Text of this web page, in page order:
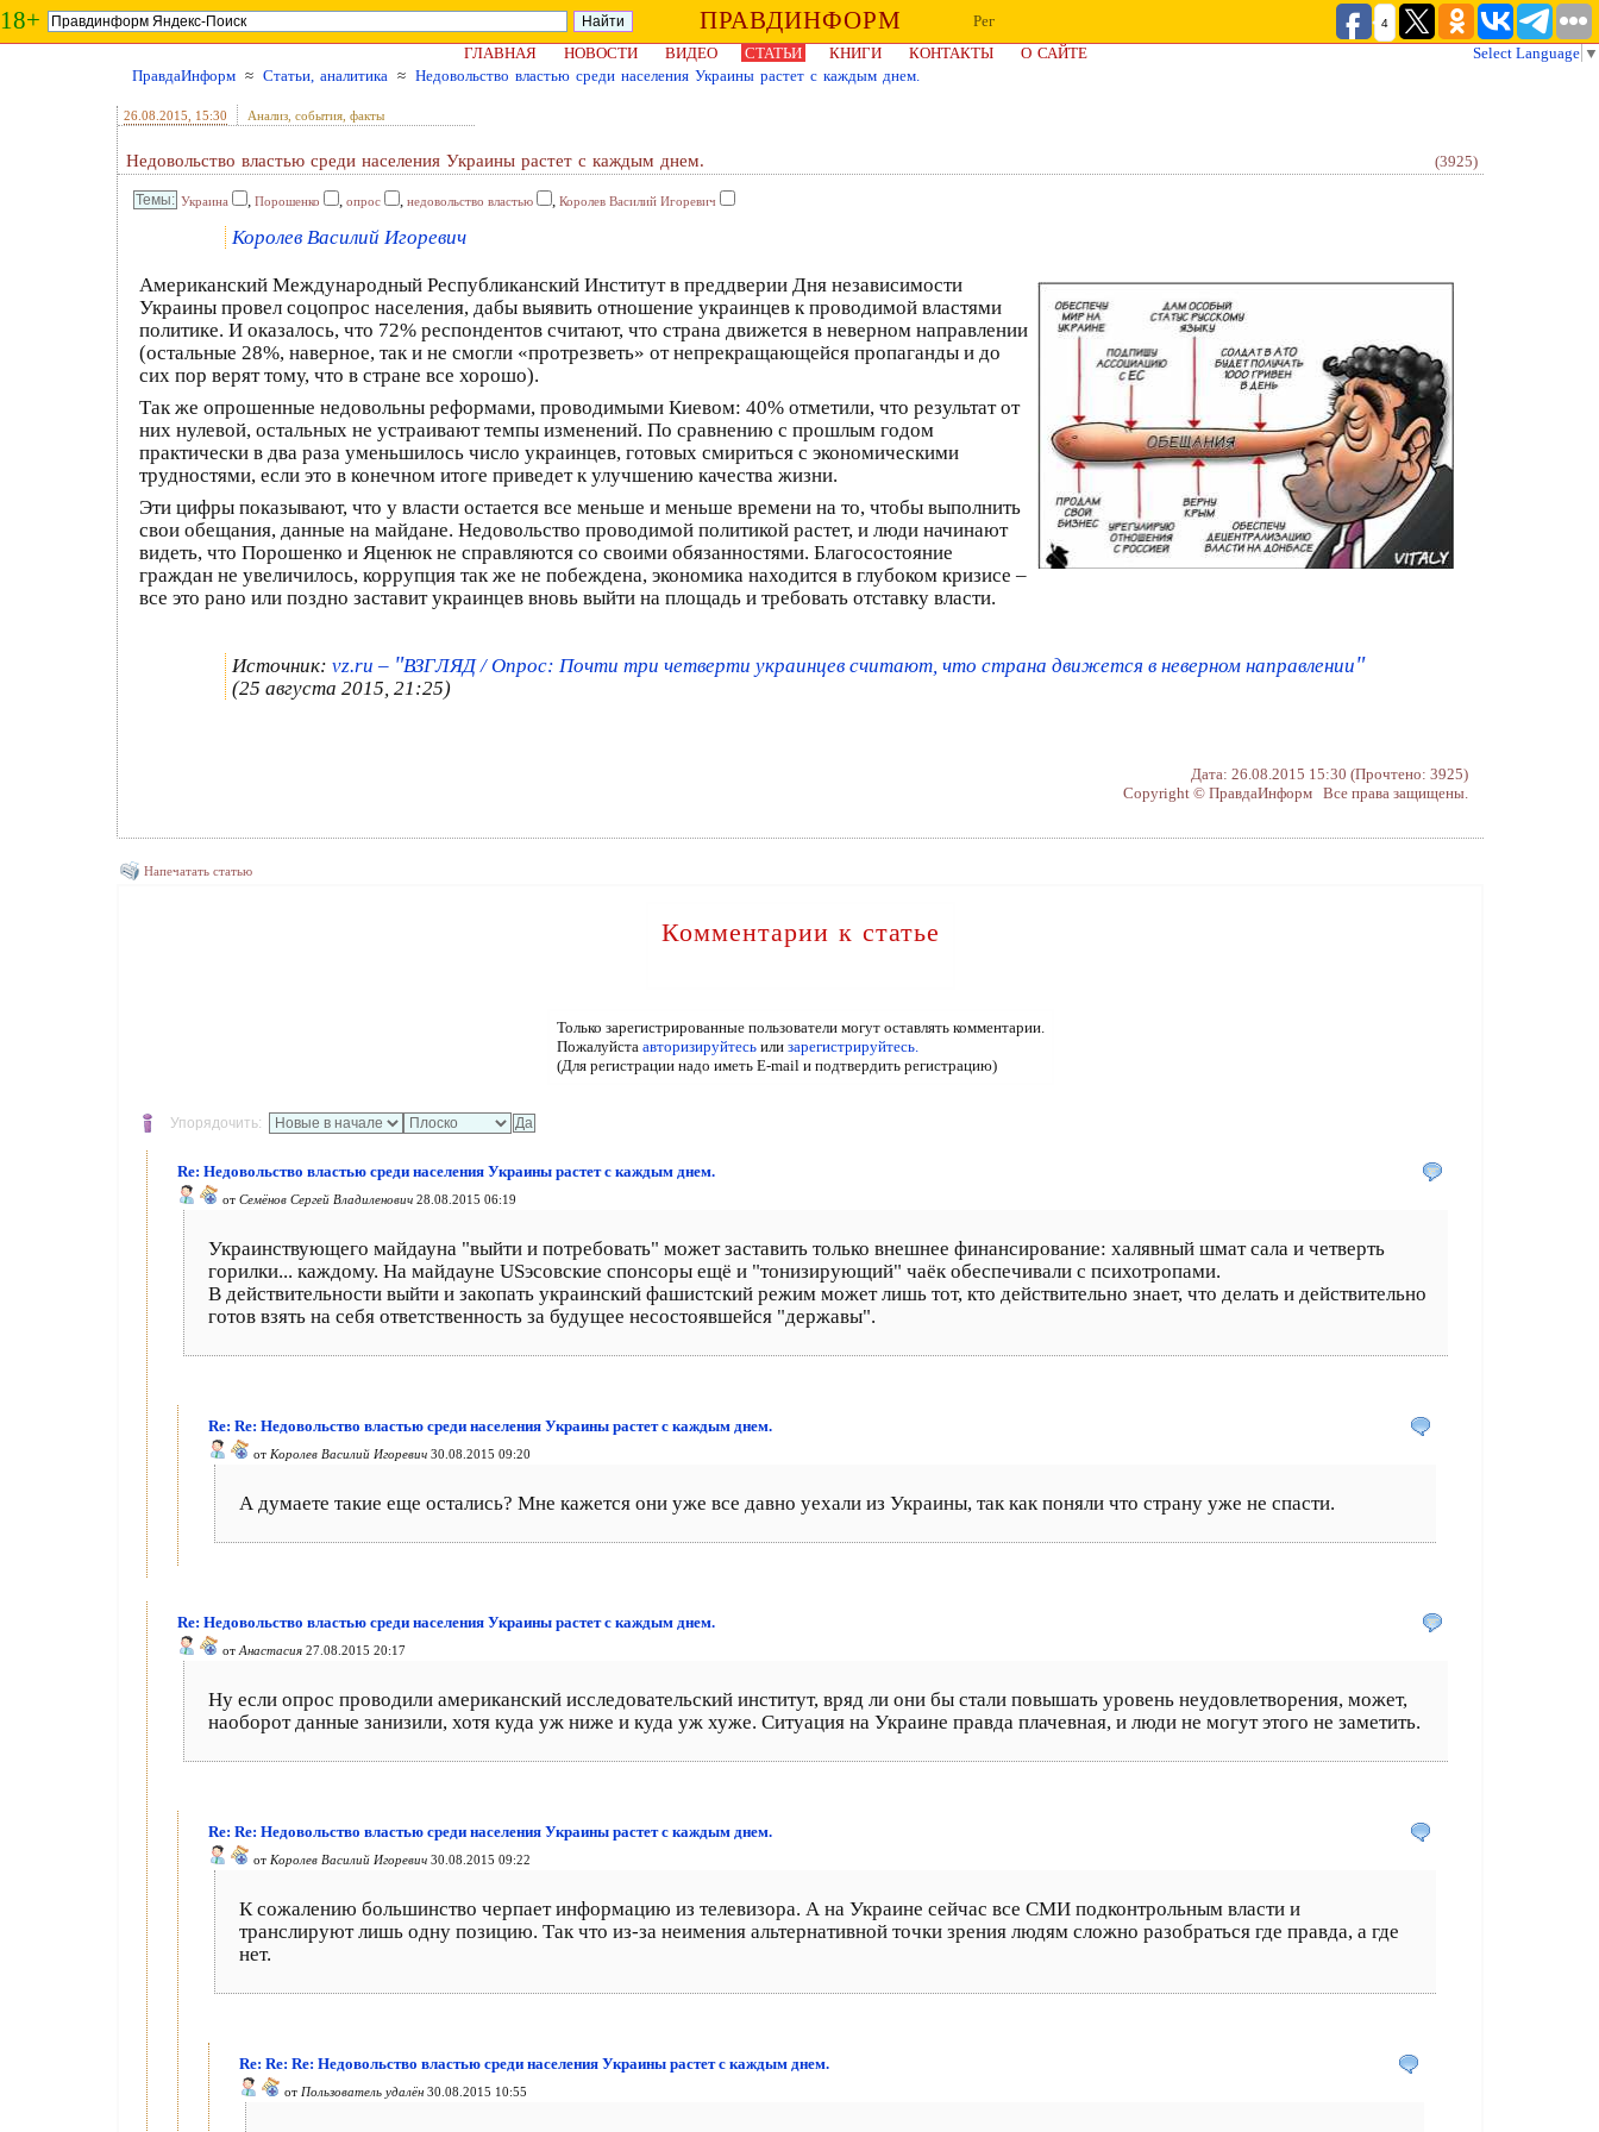
18+ ПРАВДИНФОРМ Рег 4
ГЛАВНАЯ НОВОСТИ ВИДЕО СТАТЬИ КНИГИ КОНТАКТЫ О САЙТЕ Select Language ▼
ПравдаИнформ ≈ Статьи, аналитика ≈ Недовольство властью среди населения Украины растет с каждым днем.
26.08.2015 , 15:30 Анализ, события, факты
Недовольство властью среди населения Украины растет с каждым днем. (3925)
Украина , Порошенко , опрос , недовольство властью , Королев Василий Игоревич
Королев Василий Игоревич
Американский Международный Республиканский Институт в преддверии Дня независимости
Украины провел соцопрос населения, дабы выявить отношение украинцев к проводимой властями
политике. И оказалось, что 72% респондентов считают, что страна движется в неверном направлении
(остальные 28%, наверное, так и не смогли «протрезветь» от непрекращающейся пропаганды и до
сих пор верят тому, что в стране все хорошо).
Так же опрошенные недовольны реформами, проводимыми Киевом: 40% отметили, что результат от
них нулевой, остальных не устраивают темпы изменений. По сравнению с прошлым годом
практически в два раза уменьшилось число украинцев, готовых смириться с экономическими
трудностями, если это в конечном итоге приведет к улучшению качества жизни.
Эти цифры показывают, что у власти остается все меньше и меньше времени на то, чтобы выполнить
свои обещания, данные на майдане. Недовольство проводимой политикой растет, и люди начинают
видеть, что Порошенко и Яценюк не справляются со своими обязанностями. Благосостояние
граждан не увеличилось, коррупция так же не побеждена, экономика находится в глубоком кризисе –
все это рано или поздно заставит украинцев вновь выйти на площадь и требовать отставку власти.
Источник: vz.ru – "ВЗГЛЯД / Опрос: Почти три четверти украинцев считают, что страна движется в неверном направлении"
(25 августа 2015, 21:25)
Дата: 26.08.2015 15:30 (Прочтено: 3925)
Copyright © ПравдаИнформ Все права защищены.
Напечатать статью
Комментарии к статье
Только зарегистрированные пользователи могут оставлять комментарии.
Пожалуйста авторизируйтесьили зарегистрируйтесь.
(Для регистрации надо иметь E-mail и подтвердить регистрацию)
Упорядочить:
Re: Недовольство властью среди населения Украины растет с каждым днем.
от Семёнов Сергей Владиленович 28.08.2015 06:19
Украинствующего майдауна "выйти и потребовать" может заставить только внешнее финансирование: халявный шмат сала и четверть
горилки... каждому. На майдауне USэсовские спонсоры ещё и "тонизирующий" чаёк обеспечивали с психотропами.
В действительности выйти и закопать украинский фашистский режим может лишь тот, кто действительно знает, что делать и действительно
готов взять на себя ответственность за будущее несостоявшейся "державы".
Re: Re: Недовольство властью среди населения Украины растет с каждым днем.
от Королев Василий Игоревич 30.08.2015 09:20
А думаете такие еще остались? Мне кажется они уже все давно уехали из Украины, так как поняли что страну уже не спасти.
Re: Недовольство властью среди населения Украины растет с каждым днем.
от Анастасия 27.08.2015 20:17
Ну если опрос проводили американский исследовательский институт, вряд ли они бы стали повышать уровень неудовлетворения, может,
наоборот данные занизили, хотя куда уж ниже и куда уж хуже. Ситуация на Украине правда плачевная, и люди не могут этого не заметить.
Re: Re: Недовольство властью среди населения Украины растет с каждым днем.
от Королев Василий Игоревич 30.08.2015 09:22
К сожалению большинство черпает информацию из телевизора. А на Украине сейчас все СМИ подконтрольным власти и
транслируют лишь одну позицию. Так что из-за неимения альтернативной точки зрения людям сложно разобраться где правда, а где
нет.
Re: Re: Re: Недовольство властью среди населения Украины растет с каждым днем.
от Пользователь удалён 30.08.2015 10:55